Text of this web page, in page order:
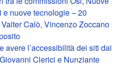
e nuove tecnologie – 20
Calò, Vincenzo Zoccano
avere l’accessibilità dei siti dai
Clerici e Nunziante